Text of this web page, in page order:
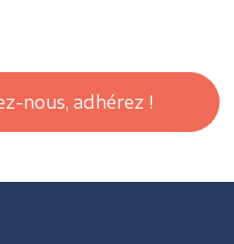
nous, adhérez !